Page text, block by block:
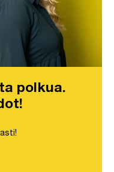
polkua.